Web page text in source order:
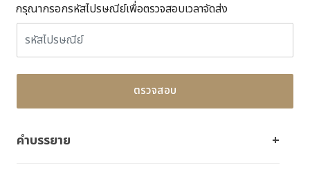
กรุณากรอกรหัสไปรษณีย์เพื่อตรวจสอบเวลาจัดส่ง
ตรวจสอบ
คำบรรยาย